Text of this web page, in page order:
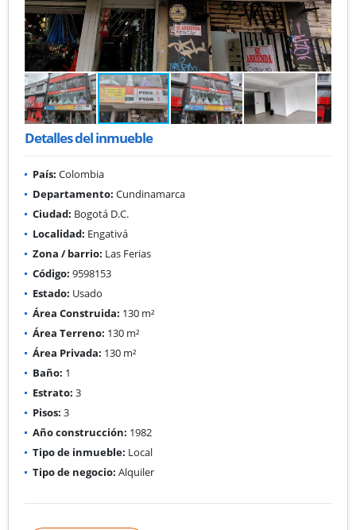
Detalles del inmueble
País: Colombia
Departamento: Cundinamarca
Ciudad: Bogotá D.C.
Localidad: Engativá
Zona / barrio: Las Ferias
Código: 9598153
Estado: Usado
Área Construida: 130 m²
Área Terreno: 130 m²
Área Privada: 130 m²
Baño: 1
Estrato: 3
Pisos: 3
Año construcción: 1982
Tipo de inmueble: Local
Tipo de negocio: Alquiler